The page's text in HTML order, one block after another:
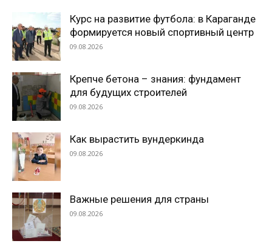
Курс на развитие футбола: в Караганде
формируется новый спортивный центр
09.08.2026
Крепче бетона – знания: фундамент
для будущих строителей
09.08.2026
Как вырастить вундеркинда
09.08.2026
Важные решения для страны
09.08.2026